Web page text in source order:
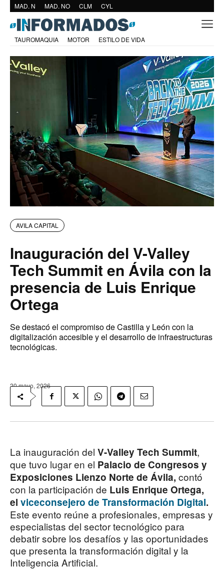
MAD. N MAD. NO CLM CYL
TAUROMAQUIA MOTOR ESTILO DE VIDA
AVILA CAPITAL
Inauguración del V-Valley
Tech Summit en Ávila con la
presencia de Luis Enrique
Ortega
Se destacó el compromiso de Castilla y León con la
digitalización accesible y el desarrollo de infraestructuras
tecnológicas.
20 mayo, 2026
La inauguración del V-Valley Tech Summit,
que tuvo lugar en el Palacio de Congresos y
Exposiciones Lienzo Norte de Ávila, contó
con la participación de Luis Enrique Ortega,
el viceconsejero de Transformación Digital.
Este evento reúne a profesionales, empresas y
especialistas del sector tecnológico para
debatir sobre los desafíos y las oportunidades
que presenta la transformación digital y la
Inteligencia Artificial.